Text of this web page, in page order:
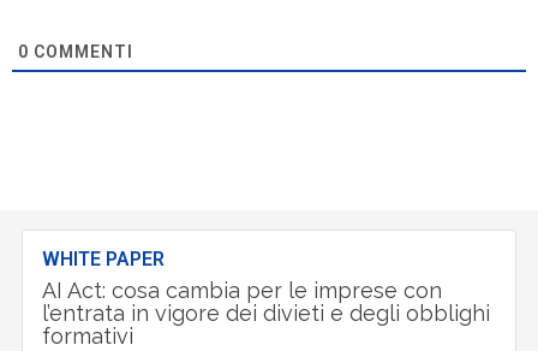
0 COMMENTI
WHITE PAPER
AI Act: cosa cambia per le imprese con
l’entrata in vigore dei divieti e degli obblighi
formativi